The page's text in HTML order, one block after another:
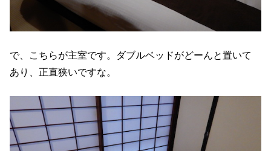
で、こちらが主室です。ダブルベッドがどーんと置いて
あり、正直狭いですな。